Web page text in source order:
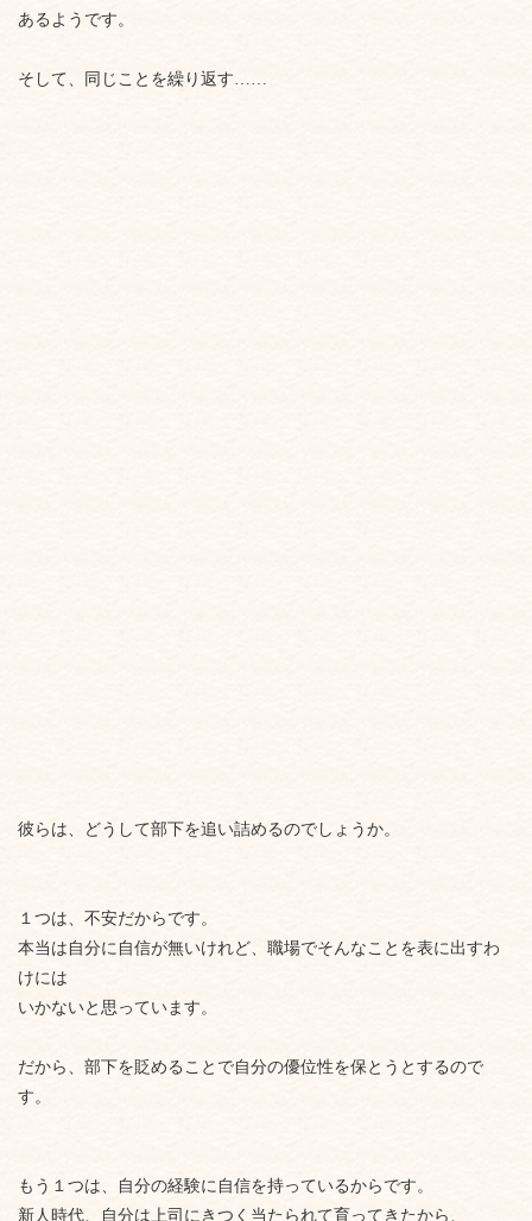
あるようです。
そして、同じことを繰り返す……
彼らは、どうして部下を追い詰めるのでしょうか。
１つは、不安だからです。
本当は自分に自信が無いけれど、職場でそんなことを表に出すわ
けには
いかないと思っています。
だから、部下を貶めることで自分の優位性を保とうとするので
す。
もう１つは、自分の経験に自信を持っているからです。
新人時代、自分は上司にきつく当たられて育ってきたから、